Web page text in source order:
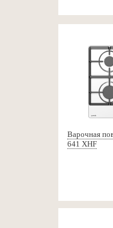
Варочная
641 XHF